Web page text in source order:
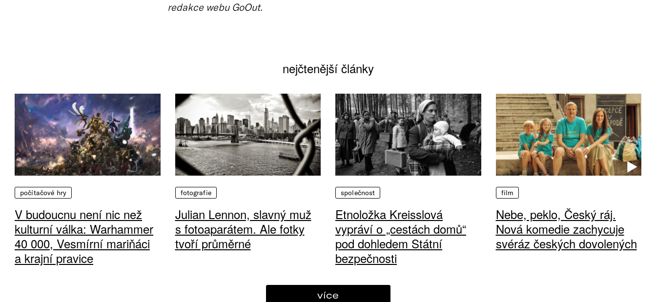
redakce webu GoOut.
nejčtenější články
počítačové hry
V budoucnu není nic než
kulturní válka: Warhammer
40 000, Vesmírní mariňáci
a krajní pravice
fotografie
Julian Lennon, slavný muž
s fotoaparátem. Ale fotky
tvoří průměrné
společnost
Etnoložka Kreisslová
vypráví o „cestách domů“
pod dohledem Státní
bezpečnosti
film
Nebe, peklo, Český ráj.
Nová komedie zachycuje
svéráz českých dovolených
více